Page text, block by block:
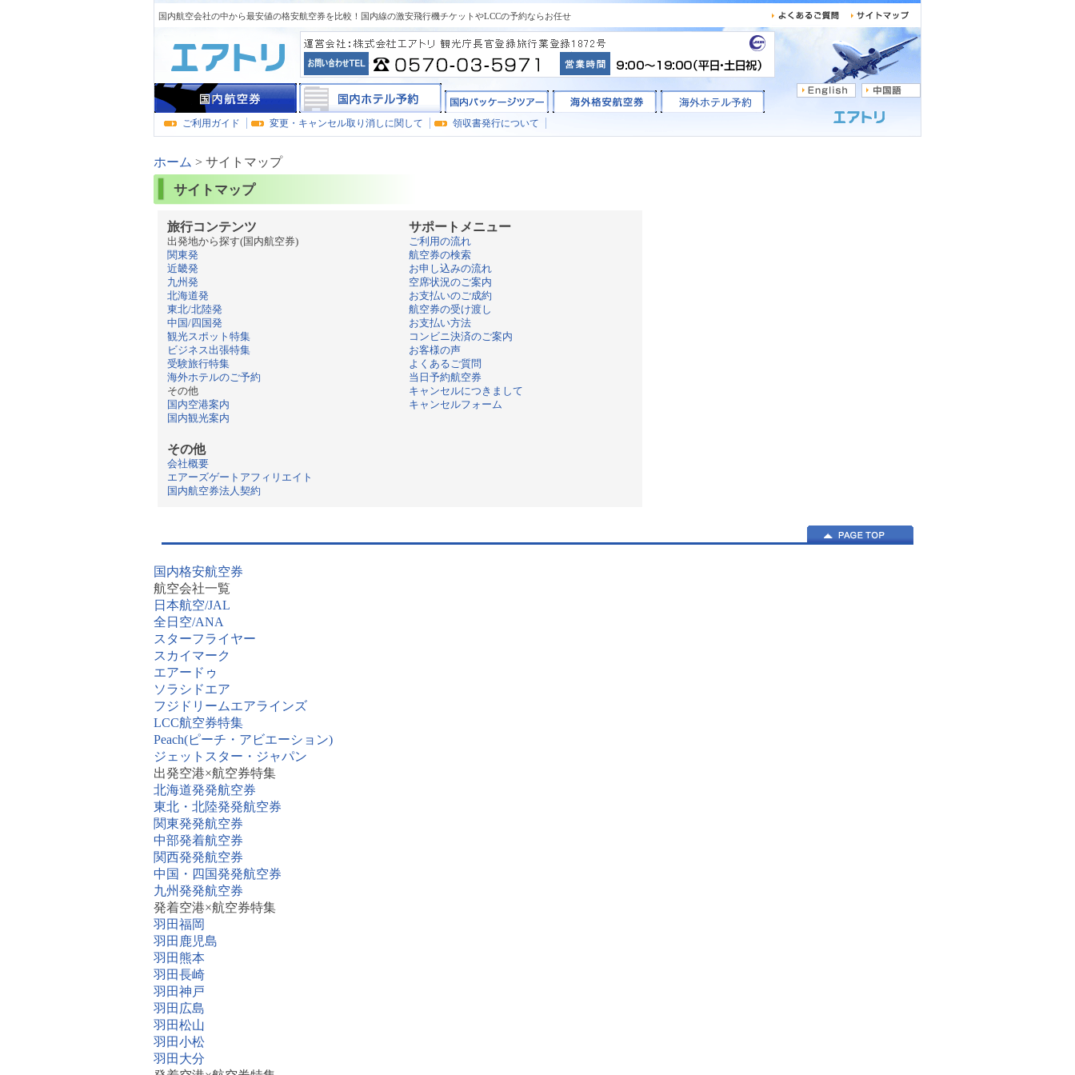
国内航空会社の中から最安値の格安航空券を比較！国内線の激安飛行機チケットやLCCの予約ならお任せ
ご利用ガイド 変更・キャンセル取り消しに関して 領収書発行について
ホーム > サイトマップ
サイトマップ
旅行コンテンツ
出発地から探す(国内航空券)
関東発
近畿発
九州発
北海道発
東北/北陸発
中国/四国発
観光スポット特集
ビジネス出張特集
受験旅行特集
海外ホテルのご予約
その他
国内空港案内
国内観光案内
サポートメニュー
ご利用の流れ
航空券の検索
お申し込みの流れ
空席状況のご案内
お支払いのご成約
航空券の受け渡し
お支払い方法
コンビニ決済のご案内
お客様の声
よくあるご質問
当日予約航空券
キャンセルにつきまして
キャンセルフォーム
その他
会社概要
エアーズゲートアフィリエイト
国内航空券法人契約
国内格安航空券
航空会社一覧
日本航空/JAL
全日空/ANA
スターフライヤー
スカイマーク
エアードゥ
ソラシドエア
フジドリームエアラインズ
LCC航空券特集
Peach(ピーチ・アビエーション)
ジェットスター・ジャパン
出発空港×航空券特集
北海道発発航空券
東北・北陸発発航空券
関東発発航空券
中部発着航空券
関西発発航空券
中国・四国発発航空券
九州発発航空券
発着空港×航空券特集
羽田福岡
羽田鹿児島
羽田熊本
羽田長崎
羽田神戸
羽田広島
羽田松山
羽田小松
羽田大分